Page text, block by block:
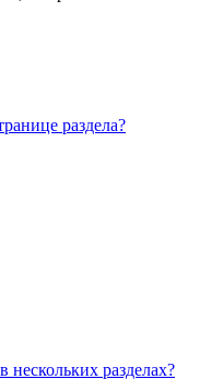
раздела?
нескольких разделах?